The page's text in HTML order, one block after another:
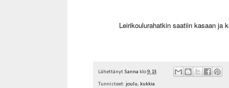
Leirikoulurahatkin saatiin kasaan ja
Lähettänyt Sanna klo9.13
Tunnisteet: joulu, kukkia